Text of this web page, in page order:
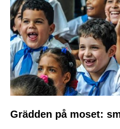
Grädden på moset: